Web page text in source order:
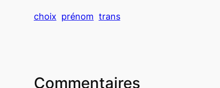
choix prénom trans
Commentaires